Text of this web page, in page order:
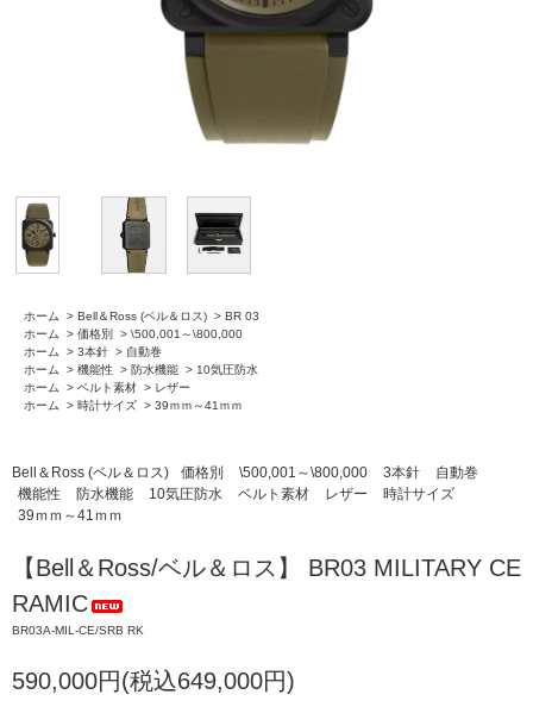
ホーム > Bell＆Ross (ベル＆ロス) > BR 03
ホーム
> 価格別 > \500,001～\800,000
ホーム
> 3本針 > 自動巻
ホーム
> 機能性 > 防水機能 > 10気圧防水
ホーム
> ベルト素材 > レザー
ホーム
> 時計サイズ > 39ｍｍ～41ｍｍ
Bell＆Ross (ベル＆ロス) 価格別 \500,001～\800,000 3本針
自動巻
機能性
防水機能 10気圧防水 ベルト素材 レザー
時計サイズ
39ｍｍ～41ｍｍ
【Bell＆Ross/ベル＆ロス】 BR03 MILITARY CE
RAMIC
BR03A-MIL-CE/SRB RK
590,000円(税込649,000円)